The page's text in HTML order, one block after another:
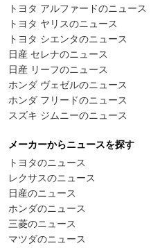
トヨタ アルファードのニュース
トヨタ ヤリスのニュース
トヨタ シエンタのニュース
日産 セレナのニュース
日産 リーフのニュース
ホンダ ヴェゼルのニュース
ホンダ フリードのニュース
スズキ ジムニーのニュース
メーカーからニュースを探す
トヨタのニュース
レクサスのニュース
日産のニュース
ホンダのニュース
三菱のニュース
マツダのニュース